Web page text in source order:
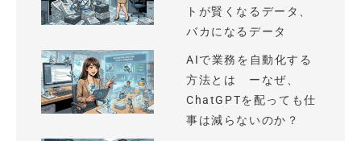
トが賢くなるデータ、
バカになるデータ
AIで業務を自動化する
方法とは ーなぜ、
ChatGPTを配っても仕
事は減らないのか？